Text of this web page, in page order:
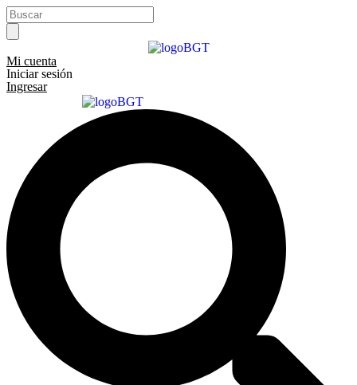
Ir
al
contenido
Search
...
Mi cuenta
Iniciar sesión
Ingresar